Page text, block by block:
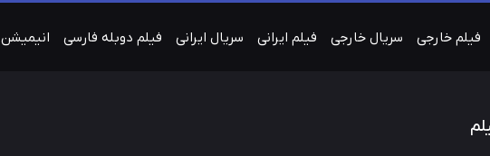
فیلم خارجی سریال خارجی فیلم ایرانی سریال ایرانی فیلم دوبله فارسی انیمیشن